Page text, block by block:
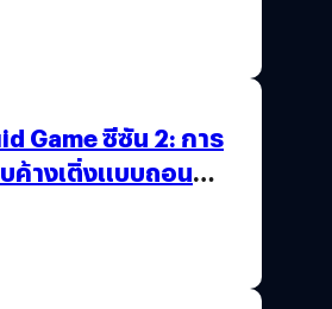
Game ซีซัน 2: การ
ค้างเติ่งแบบถอน